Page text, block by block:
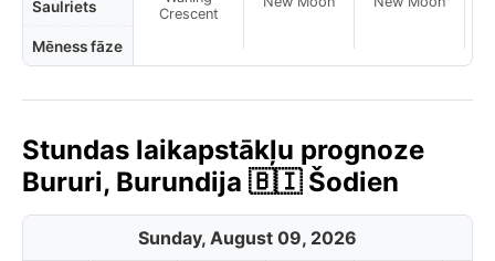
Saulriets
Mēness fāze
Crescent
Stundas laikapstākļu prognoze
Bururi, Burundija 🇧🇮 Šodien
Sunday, August 09, 2026